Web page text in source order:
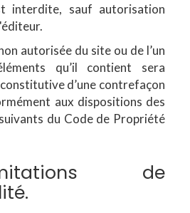
interdite, sauf autorisation
autorisée du site ou de l’un
qu’il contient sera
d’une contrefaçon
aux dispositions des
du Code de Propriété
de